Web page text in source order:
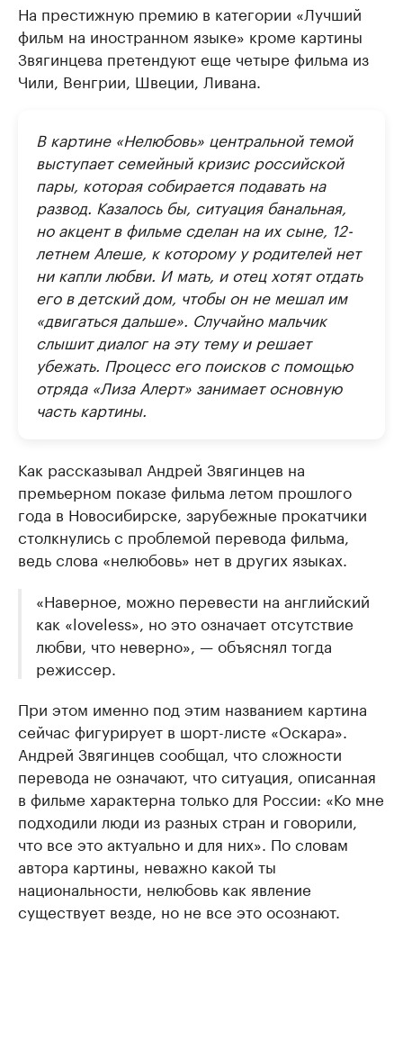
На престижную премию в категории «Лучший
фильм на иностранном языке» кроме картины
Звягинцева претендуют еще четыре фильма из
Чили, Венгрии, Швеции, Ливана.
В картине «Нелюбовь» центральной темой
выступает семейный кризис российской
пары, которая собирается подавать на
развод. Казалось бы, ситуация банальная,
но акцент в фильме сделан на их сыне, 12-
летнем Алеше, к которому у родителей нет
ни капли любви. И мать, и отец хотят отдать
его в детский дом, чтобы он не мешал им
«двигаться дальше». Случайно мальчик
слышит диалог на эту тему и решает
убежать. Процесс его поисков с помощью
отряда «Лиза Алерт» занимает основную
часть картины.
Как рассказывал Андрей Звягинцев на
премьерном показе фильма летом прошлого
года в Новосибирске, зарубежные прокатчики
столкнулись с проблемой перевода фильма,
ведь слова «нелюбовь» нет в других языках.
«Наверное, можно перевести на английский
как «loveless», но это означает отсутствие
любви, что неверно», — объяснял тогда
режиссер.
При этом именно под этим названием картина
сейчас фигурирует в шорт-листе «Оскара».
Андрей Звягинцев сообщал, что сложности
перевода не означают, что ситуация, описанная
в фильме характерна только для России: «Ко мне
подходили люди из разных стран и говорили,
что все это актуально и для них». По словам
автора картины, неважно какой ты
национальности, нелюбовь как явление
существует везде, но не все это осознают.